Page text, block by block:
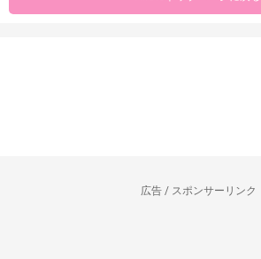
広告 / スポンサーリンク